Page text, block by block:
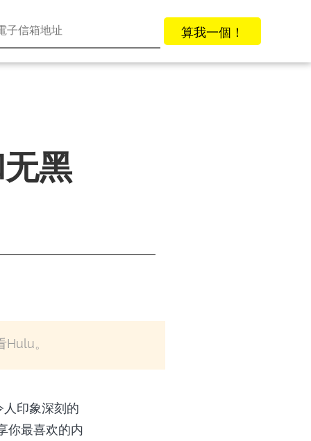
算我一個！
黑
。
印象深刻的
你最喜欢的内